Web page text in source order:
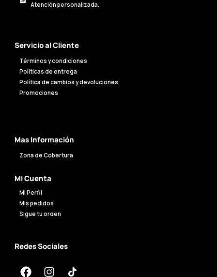
Atención personalizada.
Servicio al Cliente
Términos y condiciones
Políticas de entrega
Política de cambios y devoluciones
Promociones
Mas Información
Zona de Cobertura
Mi Cuenta
Mi Perfil
Mis pedidos
Sigue tu orden
Redes Sociales